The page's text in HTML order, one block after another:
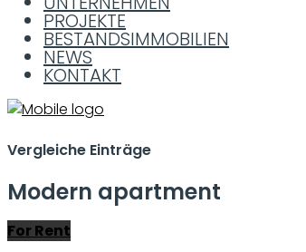
PROJEKTE
BESTANDSIMMOBILIEN
NEWS
KONTAKT
Vergleiche Einträge
Modern apartment
For Rent